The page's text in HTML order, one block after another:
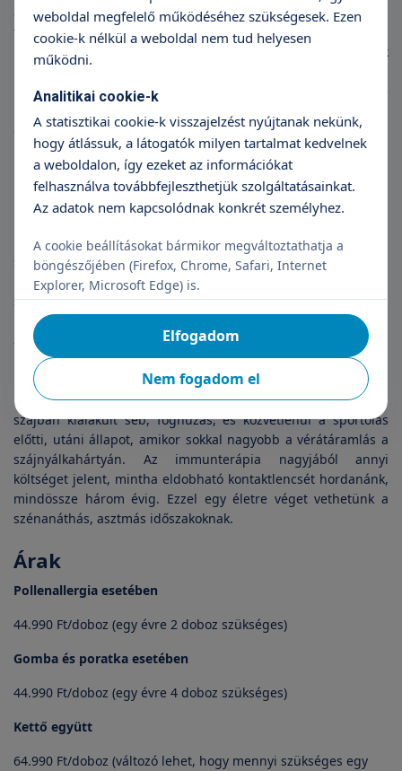
allergiás a beteg. Orvosa részletes allergiavizsgálat, és a
tünetek megjelenéséről kapott információk alapján állapítja
meg, melyik az az egy-két allergén, amire alkalmazni tudják
kapcsolódhat, táplálékallergia ezzel a módszerrel egyelőre
eredetű allergén, a spray könnyen beszerezhető, illetve, ha
ritka allergénről van szó, megrendelhető.
Hogyan hat?
Fontos kiemelni, hogy a nyelv alá befújt allergénoldat nem a
légutakon, hanem az emésztőrendszeren keresztül jut be a
szervezetbe, és ez is szerepet játszik abban, hogy más típusú
immunválaszt vált ki. A „támadó” IgE típusú ellenanyagokkal
szemben ilyenkor „toleráló” IgG ellenanyagok képződnek.
Minél tovább alkalmazzuk így az allergének higított oldatát,
annál erősebbé válik ez a toleráló immunválasz, és annál
kevésbé jelentkeznek az allergiás tünetek. Bizonyos
helyzetekben, amelyek esetén módosul a szer felszívódása,
nem szabad használni a spray-t. Ilyen a lázas állapot, a
szájban kialakult seb, foghúzás, és közvetlenül a sportolás
előtti, utáni állapot, amikor sokkal nagyobb a vérátáramlás a
szájnyálkahártyán. Az immunterápia nagyjából annyi
költséget jelent, mintha eldobható kontaktlencsét hordanánk,
mindössze három évig. Ezzel egy életre véget vethetünk a
szénanáthás, asztmás időszakoknak.
Árak
Pollenallergia esetében
44.990 Ft/doboz (egy évre 2 doboz szükséges)
Gomba és poratka esetében
44.990 Ft/doboz (egy évre 4 doboz szükséges)
Kettő együtt
64.990 Ft/doboz (változó lehet, hogy mennyi szükséges egy
weboldal megfelelő működéséhez szükségesek. Ezen
cookie-k nélkül a weboldal nem tud helyesen
működni.
Analitikai cookie-k
A statisztikai cookie-k visszajelzést nyújtanak nekünk,
hogy átlássuk, a látogatók milyen tartalmat kedvelnek
a weboldalon, így ezeket az információkat
felhasználva továbbfejleszthetjük szolgáltatásainkat.
Az adatok nem kapcsolódnak konkrét személyhez.
A cookie beállításokat bármikor megváltoztathatja a
böngészőjében (Firefox, Chrome, Safari, Internet
Explorer, Microsoft Edge) is.
Nem fogadom el
Elfogadom